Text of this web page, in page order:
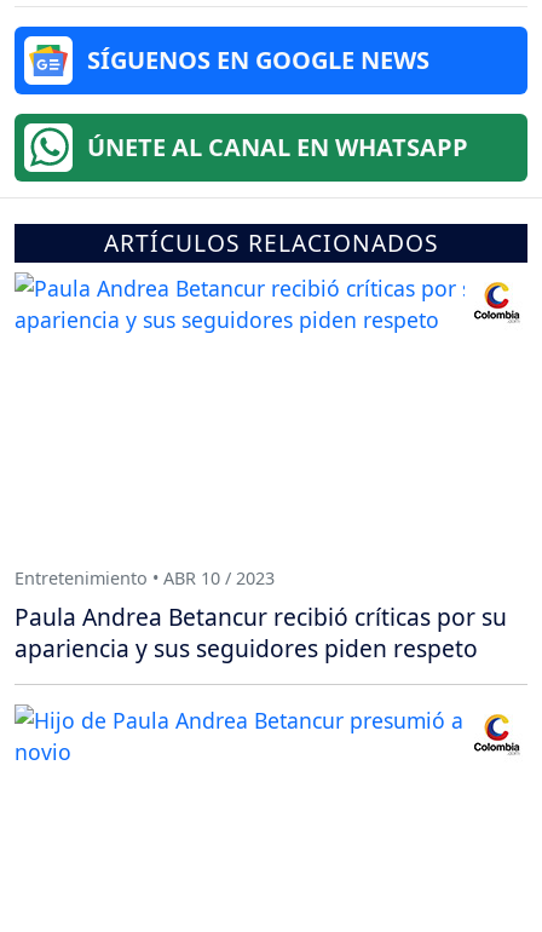
SÍGUENOS EN GOOGLE NEWS
ÚNETE AL CANAL EN WHATSAPP
ARTÍCULOS RELACIONADOS
Entretenimiento • ABR 10 / 2023
Paula Andrea Betancur recibió críticas por su
apariencia y sus seguidores piden respeto